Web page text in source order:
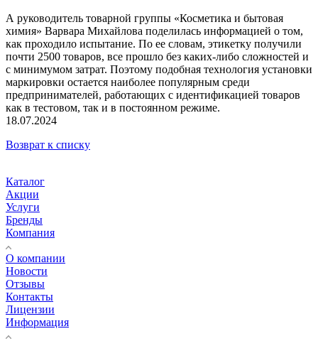
А руководитель товарной группы «Косметика и бытовая
химия» Варвара Михайлова поделилась информацией о том,
как проходило испытание. По ее словам, этикетку получили
почти 2500 товаров, все прошло без каких-либо сложностей и
с минимумом затрат. Поэтому подобная технология установки
маркировки остается наиболее популярным среди
предпринимателей, работающих с идентификацией товаров
как в тестовом, так и в постоянном режиме.
18.07.2024
Возврат к списку
Каталог
Акции
Услуги
Бренды
Компания
О компании
Новости
Отзывы
Контакты
Лицензии
Информация